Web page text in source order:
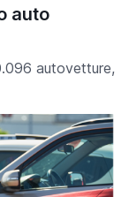
auto
autovetture,